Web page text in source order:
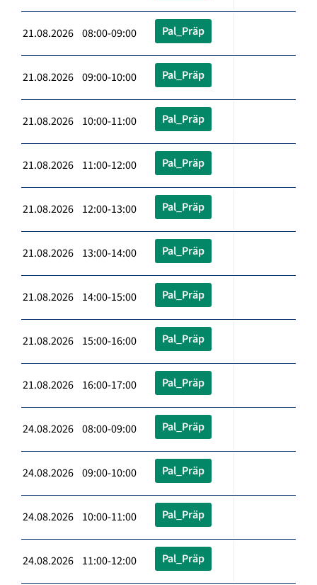
21.08.2026 08:00-09:00 Pal_Präp
21.08.2026 09:00-10:00 Pal_Präp
21.08.2026 10:00-11:00 Pal_Präp
21.08.2026 11:00-12:00 Pal_Präp
21.08.2026 12:00-13:00 Pal_Präp
21.08.2026 13:00-14:00 Pal_Präp
21.08.2026 14:00-15:00 Pal_Präp
21.08.2026 15:00-16:00 Pal_Präp
21.08.2026 16:00-17:00 Pal_Präp
24.08.2026 08:00-09:00 Pal_Präp
24.08.2026 09:00-10:00 Pal_Präp
24.08.2026 10:00-11:00 Pal_Präp
24.08.2026 11:00-12:00 Pal_Präp